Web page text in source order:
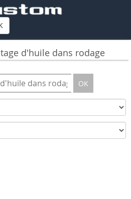
d'huile dans rodage
OK